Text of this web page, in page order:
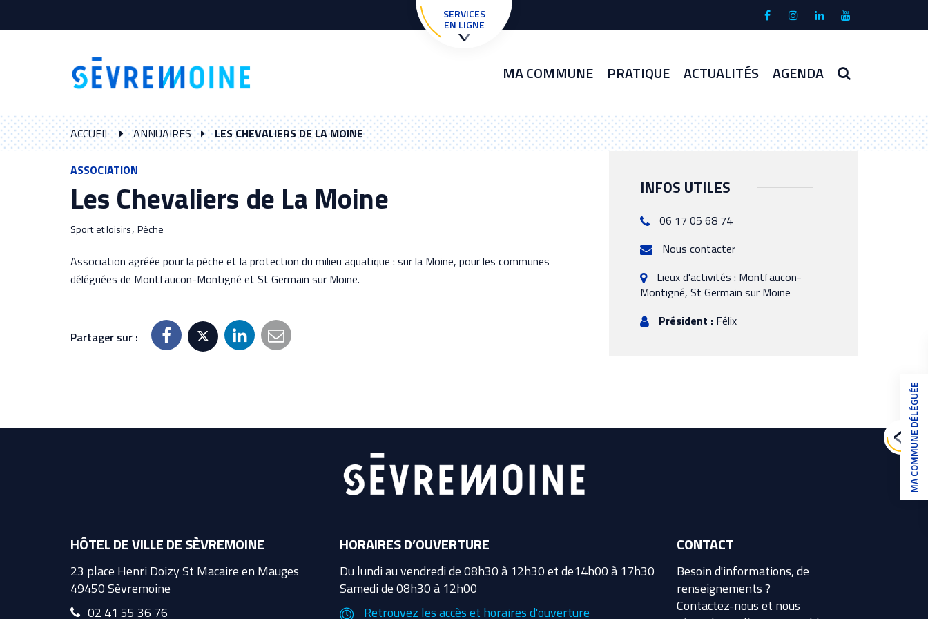
SERVICES
EN LIGNE
Lien
compte
Facebook
Lien
compte
Instagram
Lien
compte
Linkedin
Lien
chaîne
Youtube
MA COMMUNE PRATIQUE ACTUALITÉS AGENDA
ACCUEIL ANNUAIRES LES CHEVALIERS DE LA MOINE
ASSOCIATION
Les Chevaliers de La Moine
Sport et loisirs, Pêche
Association agréée pour la pêche et la protection du milieu aquatique : sur la Moine, pour les communes
déléguées de Montfaucon-Montigné et St Germain sur Moine.
Partager sur :
INFOS UTILES
06 17 05 68 74
Nous contacter
Lieux d'activités : Montfaucon-
Montigné, St Germain sur Moine
Président : Félix
MA COMMUNE DÉLÉGUÉE
HÔTEL DE VILLE DE SÈVREMOINE
23 place Henri Doizy St Macaire en Mauges
49450 Sèvremoine
02 41 55 36 76
HORAIRES D’OUVERTURE
Du lundi au vendredi de 08h30 à 12h30 et de14h00 à 17h30
Samedi de 08h30 à 12h00
Retrouvez les accès et horaires d'ouverture
CONTACT
Besoin d'informations, de
renseignements ?
Contactez-nous et nous